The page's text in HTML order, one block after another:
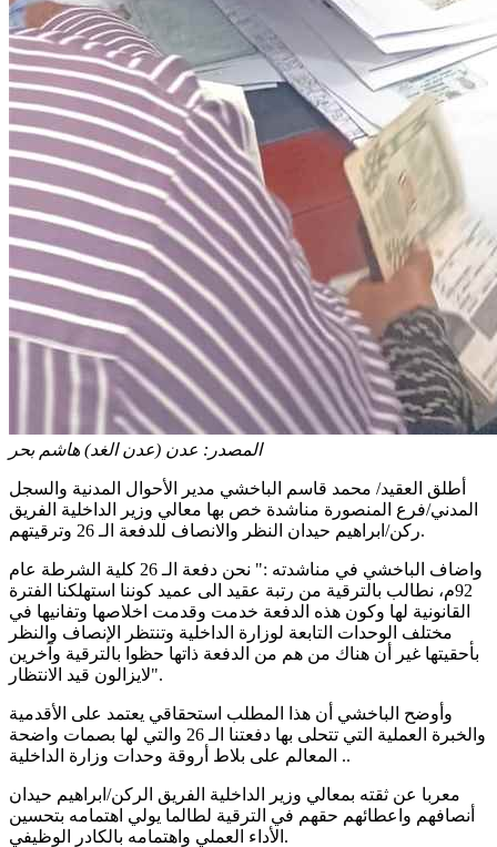
المصدر: عدن (عدن الغد) هاشم بحر
أطلق العقيد/ محمد قاسم الباخشي مدير الأحوال المدنية والسجل
المدني/فرع المنصورة مناشدة خص بها معالي وزير الداخلية الفريق
ركن/ابراهيم حيدان النظر والانصاف للدفعة الـ 26 وترقيتهم.
واضاف الباخشي في مناشدته :" نحن دفعة الـ 26 كلية الشرطة عام
92م، نطالب بالترقية من رتبة عقيد الى عميد كوننا استهلكنا الفترة
القانونية لها وكون هذه الدفعة خدمت وقدمت اخلاصها وتفانيها في
مختلف الوحدات التابعة لوزارة الداخلية وتنتظر الإنصاف والنظر
بأحقيتها غير أن هناك من هم من الدفعة ذاتها حظوا بالترقية وآخرين
لايزالون قيد الانتظار".
وأوضح الباخشي أن هذا المطلب استحقاقي يعتمد على الأقدمية
والخبرة العملية التي تتحلى بها دفعتنا الـ 26 والتي لها بصمات واضحة
المعالم على بلاط أروقة وحدات وزارة الداخلية ..
معربا عن ثقته بمعالي وزير الداخلية الفريق الركن/ابراهيم حيدان
أنصافهم واعطائهم حقهم في الترقية لطالما يولي اهتمامه بتحسين
الأداء العملي واهتمامه بالكادر الوظيفي.